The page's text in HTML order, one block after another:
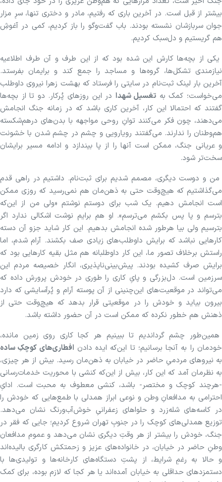
بیشتر از قبل است. در آخرین باری که رفتیم، مادر و دختری تنها، سرِ مزار
جوان سربازشان نشسته بودند. باب گفت‌و‌گو را باز کردیم، کمی در آغوشِ
هم گریستیم و دل‌سبک کردیم.
یکی از بچه‌ها کارش این شده بود که از این طرف و آن طرف اطلاعیه
نیازمندی تشکل‌ها، گروه‌ها و مساجد را جمع کند و برایمان بفرستد.
آخرین بار لینک ثبت‌نام در سایتی را فرستاد که بهشت زهرا نیروی داوطلب
می‌خواست؛ کمک به تغسیل شهدا در این روز‌های پُرکار. دو تا از بچه‌ها
گفتند که احتمالا این کار، آخرین کاری باشد که در زمانه جنگ انجامش
می‌دهند، چون فکر می‌کنند توانِ روحی مواجهه با بدن‌های درهم‌شکسته
هم‌وطنان را ندارند. می‌گفتند رویارویی و چشم در چشم شدن با خشونت
و عریانی جنگ، ممکن است آنها را از پا بیندازد و ادامه مسیر برایشان
سخت‌تر شود.
من و دوست دیگری، مصمم شدیم برای ثبت‌نام. داشتیم در راهی قدم
می‌گذاشتیم که هیچ‌وقت حتی به ذهن‌مان هم نمی‌رسید که روزی ممکن
است انجامش دهیم. یک شب برای دوستم نوشتم «ولی من از این‌که
بترسم و پا پس بکشم می‌ترسم». او هم برایم نوشت اشکالی ندارد اگر
بترسیم ولی بیا هرطور شده انجامش بدهیم. این کار شاید جزو آن دسته
کار‌هایی نباشد که برایش داوطلب‌های زیادی صف بکشند. آرام شدم، اما
راستش برخلاف تصور ما، این کار داوطلبانه هم مثل بقیه کار‌هایی بود که
برایش صرف کشیده بودند. پیش‌بینی‌ناپذیری، انگار خصیصه مردم این
سرزمین است. دل‌بزرگی و پایِ کاری را طوری در خودش پرورش داده که
می‌تواند در موقعیت‌های این‌چنینی از آن پوسته آرام و پُرآسایشی که دارد
بیرون بیاید و خودش را در موقعیتی قرار بدهد که هیچ‌وقت حتی از
ذهنش هم خطور نکرده که ممکن است در آن حضور داشته باشد.
همین‌طور چشم گرداندیم تا ببینیم هر کجا کاری روی زمین مانده،
خودمان را به آنجا برسانیم؛ تا این‌که ایده دادن افطاری‌های کوچکِ ساده
به نیرو‌های مردمیِ حاضر در خیابان به ذهن‌مان رسید. بیش از هر چیزی،
به نظرمان آمد که این کار، بیش از این‌که کنشی با محوریت خدمات‌رسانی
-هرچند کوچک و مختصر- باشد، کنشی معطوف به محبت است. ادایِ
احترامی به مدافعانِ وطن و نوعی ابراز همدلی با طمع‌هایی که خودش را
در کاسه‌های شله‌زرد و حلوا‌های زعفرانیِ خوش‌آب‌ورنگ نشان می‌دهد.
توزیع همدلی‌های کوچک را در جنوبِ تهران شروع کردیم؛ جایی که فقر در
جنگ، خودش را بیشتر از هر وقتِ دیگری نشان می‌دهد و عموم مدافعان
وطنِ حاضر در خیابان، در خانواده‌های عزیز و زحمتکش کارگری بالیده‌اند
و حالا به رغمِ شرایط، از پشتِ دستگاه‌های کارخانه‌ها و تولیدی‌ها با
دستمزد‌های حداقلی به خیابان آمده‌اند یا هر کجا که لازم بوده، برای کمک